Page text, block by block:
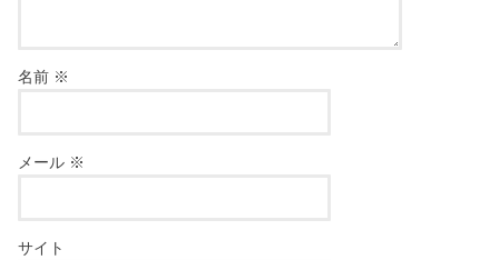
名前 ※
メール ※
サイト